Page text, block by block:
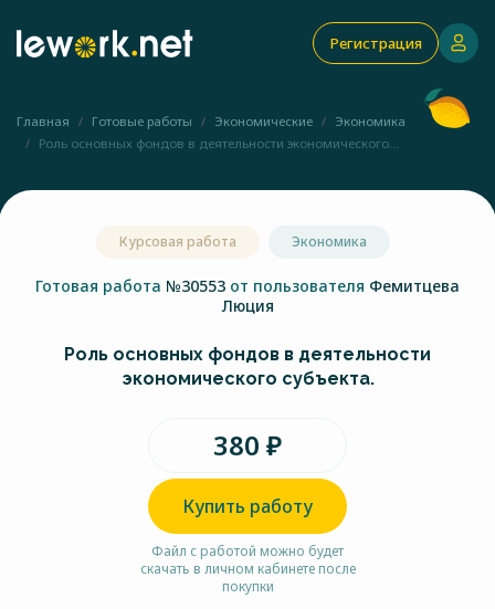
Регистрация
Главная Готовые работы Экономические
Экономика
Роль основных фондов в деятельности экономического...
Курсовая работа Экономика
Готовая работа №30553 от пользователя Фемитцева
Люция
Роль основных фондов в деятельности
экономического субъекта.
380 ₽
Купить работу
Файл с работой можно будет
скачать в личном кабинете после
покупки